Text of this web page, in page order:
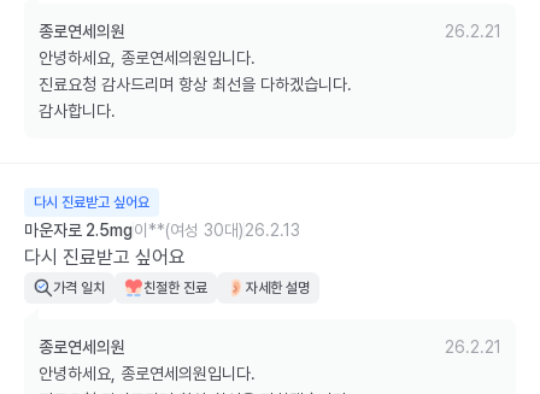
종로연세의원
26.2.21
안녕하세요, 종로연세의원입니다.
진료요청 감사드리며 항상 최선을 다하겠습니다.
감사합니다.
다시 진료받고 싶어요
마운자로 2.5mg이**(여성 30대)26.2.13
다시 진료받고 싶어요
가격 일치 친절한 진료 자세한 설명
종로연세의원
26.2.21
안녕하세요, 종로연세의원입니다.